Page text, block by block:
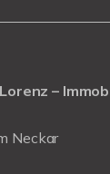
–
Neckar